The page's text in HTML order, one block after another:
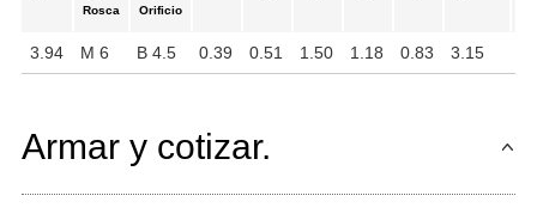
Rosca Orificio
3.94 M 6 B 4.5 0.39 0.51 1.50 1.18 0.83 3.15
Armar y cotizar.